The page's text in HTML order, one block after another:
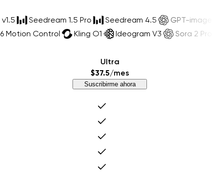
v1.5 Seedream 1.5 Pro Seedream 4.5
GPT-
Control Kling O1 Ideogram V3 Sora 2 Pro
Ultra
$37.5/mes
Suscribirme ahora